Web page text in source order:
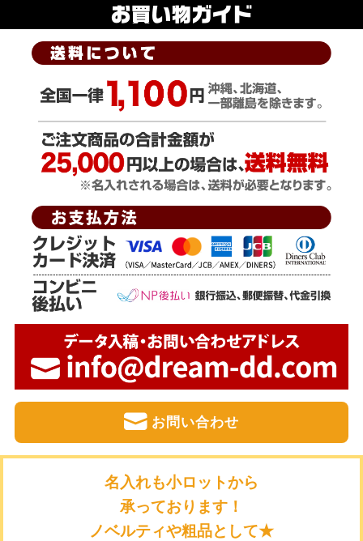
お問い合わせ
名入れも小ロットから
承っております！
ノベルティや粗品として★